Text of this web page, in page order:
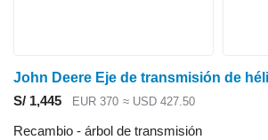
S/ 1,445 EUR 370 ≈ USD 427.50
Recambio - árbol de transmisión